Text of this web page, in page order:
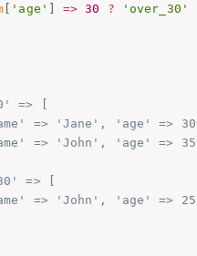
[ 'age' ] => 30 ? 'over_30'
=> [
=> 'Jane', 'age' =>
=> 'John', 'age' =>
=> [
=> 'John', 'age' =>